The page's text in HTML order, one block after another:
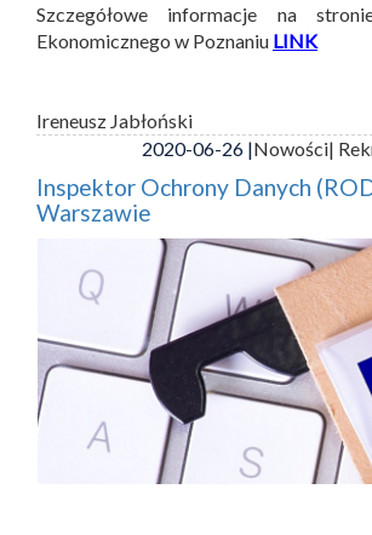
Szczegółowe informacje na
Ekonomicznego w Poznaniu LINK
Ireneusz Jabłoński
2020-06-26 |Nowości|
Inspektor Ochrony Danych
Warszawie